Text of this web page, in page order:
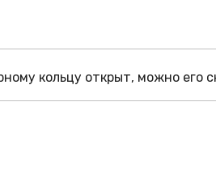
кольцу открыт, можно